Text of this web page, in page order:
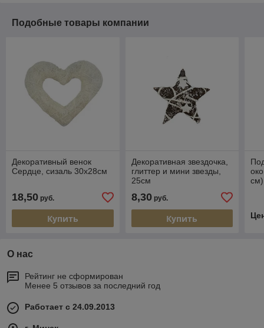
Подобные товары компании
Декоративный венок
Сердце, сизаль 30х28см
18,50 руб.
Купить
Декоративная звездочка,
глиттер и мини звезды,
25см
8,30руб.
Купить
см)
О нас
Рейтинг не сформирован
Менее 5 отзывов за последний год
Работает с 24.09.2013